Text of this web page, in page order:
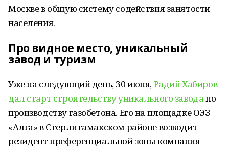
Москве в общую систему содействия занятости
населения.
Про видное место, уникальный
завод и туризм
Уже на следующий день, 30 июня,Радий Хабиров
дал старт строительству уникального заводапо
производству газобетона. Его на площадке ОЭЗ
«Алга» в Стерлитамакском районе возводит
резидент преференциальной зоны компания